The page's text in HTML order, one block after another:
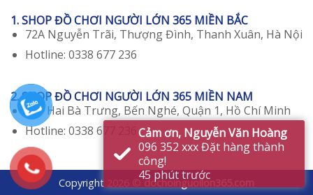
1. SHOP ĐỒ CHƠI NGƯỜI LỚN 365 MIỀN BẮC
72A Nguyễn Trãi, Thượng Đình, Thanh Xuân, Hà Nội
Hotline: 0338 677 236
2. SHOP ĐỒ CHƠI NGƯỜI LỚN 365 MIỀN NAM
129 Hai Bà Trưng, Bến Nghé, Quận 1, Hồ Chí Minh
Hotline: 0338 677 236
Copyright 2026 ©dochoinguoilon365.com
Cảm ơn, Nguyễn Văn Hoàng
096 352 xxx Đặt hàng thành
công!
45 phút trước